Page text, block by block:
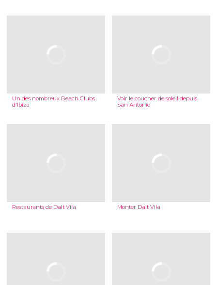
Un des nombreux Beach Clubs
d'Ibiza
Voir le coucher de soleil depuis
San Antonio
Restaurants de Dalt Vila Monter Dalt Vila